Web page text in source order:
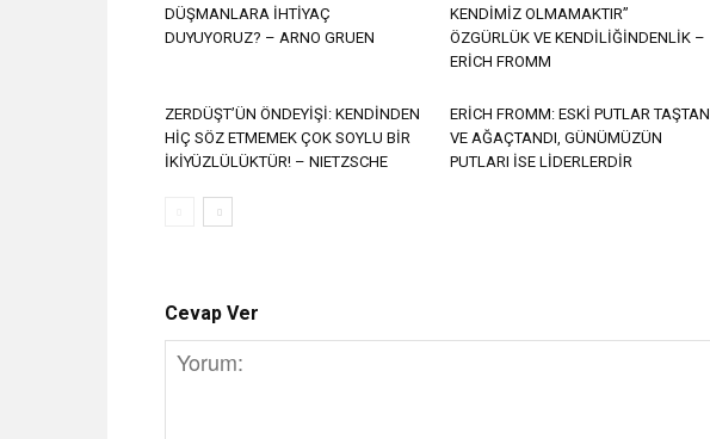
DÜŞMANLARA İHTİYAÇ
DUYUYORUZ? – ARNO GRUEN
KENDİMİZ OLMAMAKTIR”
ÖZGÜRLÜK VE KENDİLİĞİNDENLİK –
ERİCH FROMM
ZERDÜŞT’ÜN ÖNDEYİŞİ: KENDİNDEN
HİÇ SÖZ ETMEMEK ÇOK SOYLU BİR
İKİYÜZLÜLÜKTÜR! – NIETZSCHE
ERİCH FROMM: ESKİ PUTLAR TAŞTAN
VE AĞAÇTANDI, GÜNÜMÜZÜN
PUTLARI İSE LİDERLERDİR
Cevap Ver